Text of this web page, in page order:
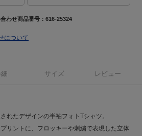
わせ商品番号： 616-25324
について
サイズ レビュー
れたデザインの半袖フォトTシャツ。
リントに、フロッキーや刺繍で表現した立体